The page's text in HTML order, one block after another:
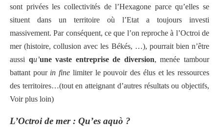
sont privées les collectivités de l’Hexagone parce qu’elles se
situent dans un territoire où l’Etat a toujours investi
massivement. Par conséquent, ce que l’on reproche à l’Octroi de
mer (histoire, collusion avec les Békés, …), pourrait bien n’être
aussi qu’une vaste entreprise de diversion, menée tambour
battant pour in fine limiter le pouvoir des élus et les ressources
des territoires…(tout en atteignant d’autres résultats ou objectifs,
Voir plus loin)
L’Octroi de mer : Qu’es aquò ?